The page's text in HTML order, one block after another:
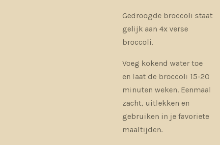
Gedroogde broccoli staat
gelijk aan 4x verse
broccoli.
Voeg kokend water toe
en laat de broccoli 15-20
minuten weken. Eenmaal
zacht, uitlekken en
gebruiken in je favoriete
maaltijden.